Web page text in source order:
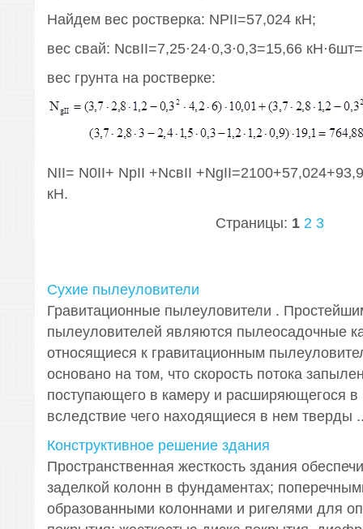
Найдем вес ростверка: NPII=57,024 кН;
вес свай: NсвII=7,25·24·0,3·0,3=15,66
вес грунта на ростверке:
NII= N0II+ NpII +NсвII
кН.
Страницы: 1 2 3
Сухие пылеуловители
Гравитационные пылеуловители .
пылеуловителей являются пылеосадочные
относящиеся к гравитационным
основано на том, что скорость потока
поступающего в камеру и расширяющегося в
вследствие чего находящиеся в нем тверды
Конструктивное решение здания
Пространственная жесткость здания
заделкой колонн в фундаментах;
образованными колоннами и ригелями для